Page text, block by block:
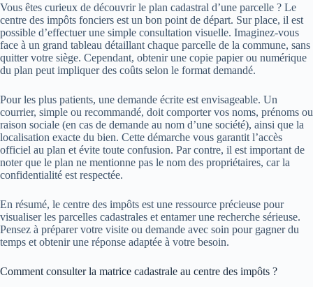
Vous êtes curieux de découvrir le plan cadastral d’une parcelle ? Le
centre des impôts fonciers est un bon point de départ. Sur place, il est
possible d’effectuer une simple consultation visuelle. Imaginez-vous
face à un grand tableau détaillant chaque parcelle de la commune, sans
quitter votre siège. Cependant, obtenir une copie papier ou numérique
du plan peut impliquer des coûts selon le format demandé.
Pour les plus patients, une demande écrite est envisageable. Un
courrier, simple ou recommandé, doit comporter vos noms, prénoms ou
raison sociale (en cas de demande au nom d’une société), ainsi que la
localisation exacte du bien. Cette démarche vous garantit l’accès
officiel au plan et évite toute confusion. Par contre, il est important de
noter que le plan ne mentionne pas le nom des propriétaires, car la
confidentialité est respectée.
En résumé, le centre des impôts est une ressource précieuse pour
visualiser les parcelles cadastrales et entamer une recherche sérieuse.
Pensez à préparer votre visite ou demande avec soin pour gagner du
temps et obtenir une réponse adaptée à votre besoin.
Comment consulter la matrice cadastrale au centre des impôts ?